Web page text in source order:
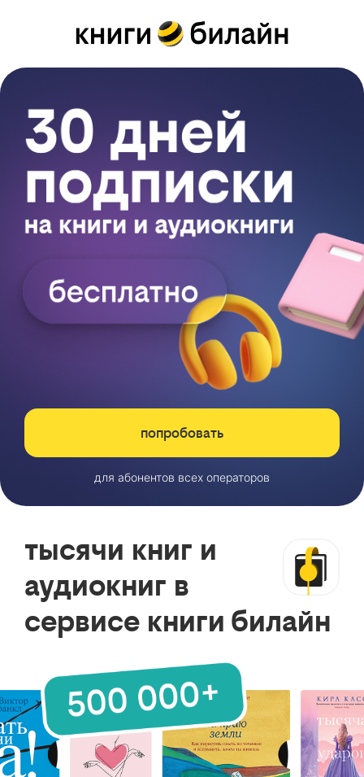
попробовать
для абонентов всех операторов
тысячи книг и
аудиокниг в
сервисе книги билайн